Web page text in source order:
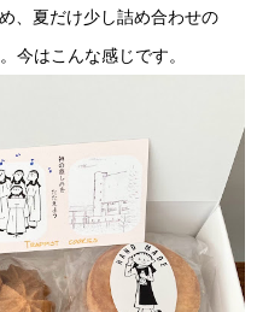
、夏だけ少し詰め合わせの
今はこんな感じです。